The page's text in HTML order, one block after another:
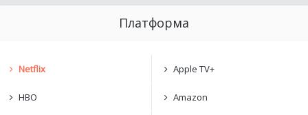
Платформа
Netflix Apple TV+
HBO Amazon